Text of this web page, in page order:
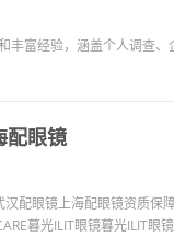
丰富经验，涵盖个人调查
配眼镜
配眼镜上海配眼镜资质
暮光ILIT眼镜暮光ILIT